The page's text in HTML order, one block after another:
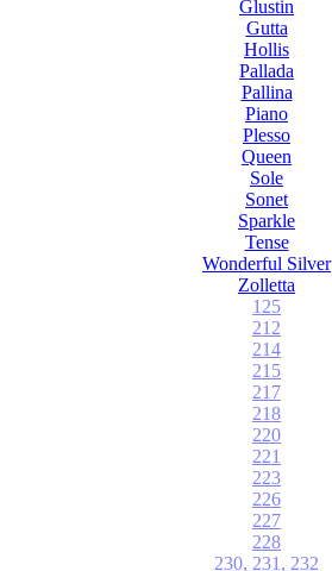
Glustin
Gutta
Hollis
Pallada
Pallina
Piano
Plesso
Queen
Sole
Sonet
Sparkle
Tense
Wonderful Silver
Zolletta
125
212
214
215
217
218
220
221
223
226
227
228
230, 231, 232